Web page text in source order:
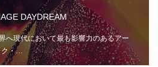
DAYDREAM
へ現代において最も影響力のあるアー
ク・…